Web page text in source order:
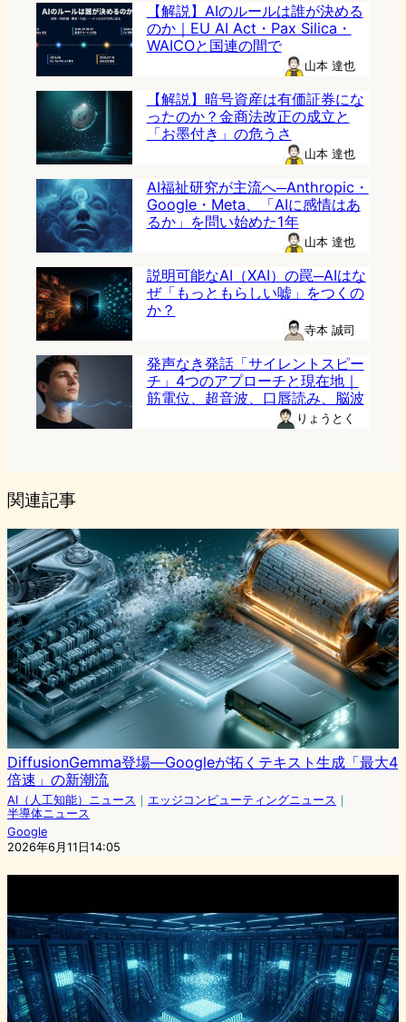
【解説】AIのルールは誰が決める
のか｜EU AI Act・Pax Silica・
WAICOと国連の間で
山本 達也
【解説】暗号資産は有価証券にな
ったのか？金商法改正の成立と
「お墨付き」の危うさ
山本 達也
AI福祉研究が主流へ─Anthropic・
Google・Meta、「AIに感情はあ
るか」を問い始めた1年
山本 達也
説明可能なAI（XAI）の罠─AIはな
ぜ「もっともらしい嘘」をつくの
か？
寺本 誠司
発声なき発話「サイレントスピー
チ」4つのアプローチと現在地｜
筋電位、超音波、口唇読み、脳波
りょうとく
関連記事
DiffusionGemma登場—Googleが拓くテキスト生成「最大4
倍速」の新潮流
AI（人工知能）ニュース ｜ エッジコンピューティングニュース ｜
半導体ニュース
Google
2026年6月11日14:05